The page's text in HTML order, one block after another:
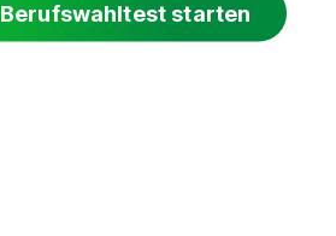
Berufswahltest starten